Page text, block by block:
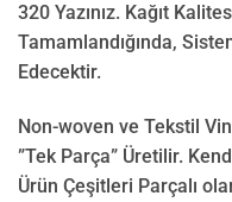
320 Yazınız. Kağıt
Tamamlandığında,
Edecektir.
Non-woven ve Tekstil
”Tek Parça” Üretilir.
Ürün Çeşitleri Parçalı